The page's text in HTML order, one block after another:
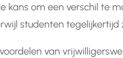
kans om een verschil te
studenten tegelijkertijd
van